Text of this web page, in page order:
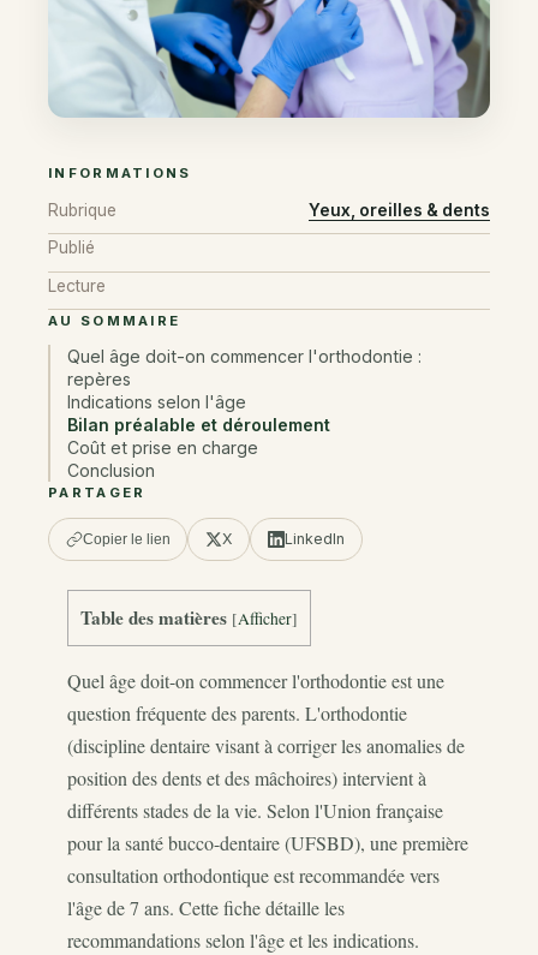
INFORMATIONS
Rubrique
Yeux, oreilles & dents
Publié
Lecture
AU SOMMAIRE
Quel âge doit-on commencer l'orthodontie :
repères
Indications selon l'âge
Bilan préalable et déroulement
Coût et prise en charge
Conclusion
PARTAGER
Copier le lien X LinkedIn
Table des matières [Afficher]
Quel âge doit-on commencer l'orthodontie est une
question fréquente des parents. L'orthodontie
(discipline dentaire visant à corriger les anomalies de
position des dents et des mâchoires) intervient à
différents stades de la vie. Selon l'Union française
pour la santé bucco-dentaire (UFSBD), une première
consultation orthodontique est recommandée vers
l'âge de 7 ans. Cette fiche détaille les
recommandations selon l'âge et les indications.